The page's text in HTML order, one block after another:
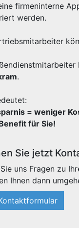
firmeninterne
werden.
.
= weniger
für Sie!
Sie jetzt
uns Fragen zu
Ihnen dann